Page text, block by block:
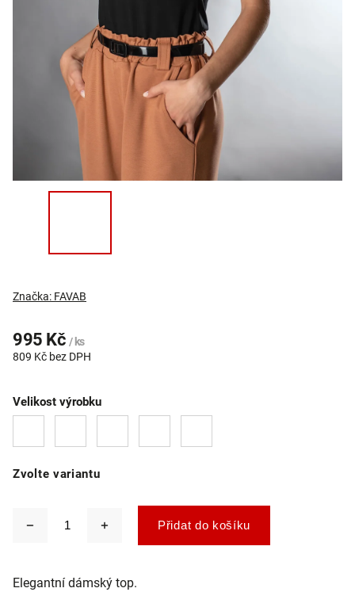
Značka: FAVAB
995 Kč / ks
809 Kč bez DPH
Zvolte variantu
Velikost výrobku
Přidat do košíku
Elegantní dámský top.